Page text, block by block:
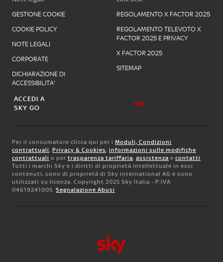
GESTIONE COOKIE
COOKIE POLICY
NOTE LEGALI
CORPORATE
DICHIARAZIONE DI
ACCESSIBILITA'
REGOLAMENTO X FACTOR 2025
REGOLAMENTO TELEVOTO X
FACTOR 2025 E PRIVACY
X FACTOR 2025
SITEMAP
ACCEDI A
SKY GO
Per il consumatore clicca qui per i Moduli, Condizioni
contrattuali, Privacy & Cookies, informazioni sulle modifiche
contrattuali o per trasparenza tariffaria, assistenza e contatti.
Tutti i marchi Sky e i diritti di proprietà intellettuale in essi
contenuti, sono di proprietà di Sky international AG e sono
utilizzati su licenza. Copyright 2025 Sky Italia - P.IVA
04619241005. Segnalazione Abusi